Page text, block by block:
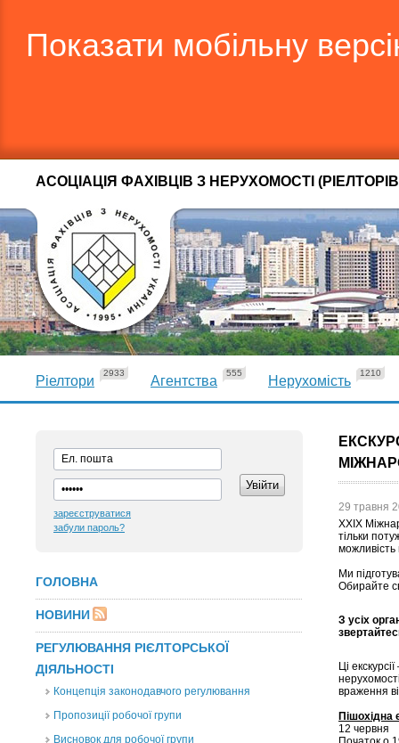
Показати мобільну
АСОЦІАЦІЯ ФАХІВЦІВ З НЕРУХОМОСТІ
Ріелтори
2933
Агентства
555
Нерухомість
1210
зареєструватися
забули пароль?
ГОЛОВНА
НОВИНИ
РЕГУЛЮВАННЯ РІЄЛТОРСЬКОЇ
ДІЯЛЬНОСТІ
Концепція законодавчого регулювання
Пропозиції робочої групи
Висновок для робочої групи
29 травня
XXIX
тільки
можливість
Ми
Обирайте
З усіх
Ці
враження
Пішохідна
12 червня